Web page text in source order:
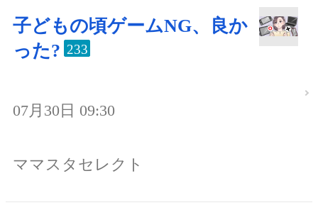
子どもの頃ゲームNG、良か
った? 233
07月30日 09:30
ママスタセレクト